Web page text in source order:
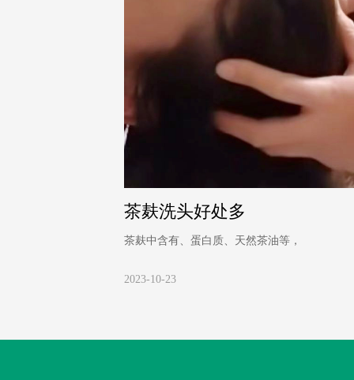
茶麸洗头好处多
茶麸中含有、蛋白质、天然茶油等，
2023-10-23